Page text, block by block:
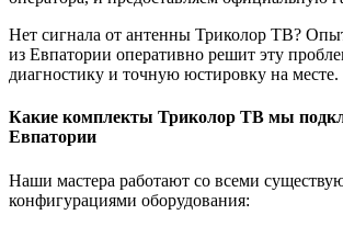
Нет сигнала от антенны Триколор ТВ?
из Евпатории оперативно решит эту
диагностику и точную юстировку на месте.
Какие комплекты Триколор ТВ мы
Евпатории
Наши мастера работают со всеми
конфигурациями оборудования: